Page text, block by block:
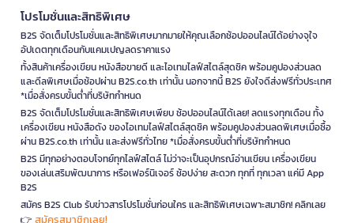
โปรโมชั่นและสิทธิพิเศษ
B2S จัดเต็มโปรโมชั่นและสิทธิพิเศษมากมายให้คุณเลือกช้อปออนไลน์ได้อย่างจุใจ
อัปเดตทุกเดือนกับแคมเปญลดราคาแรง
ทั้งสินค้าเครื่องเขียน หนังสือขายดี และไอเทมไลฟ์สไตล์สุดชิค พร้อมคูปองส่วนลด
และดีลพิเศษเมื่อช้อปผ่าน B2S.co.th เท่านั้น นอกจากนี้ B2S ยังใจดีส่งฟรีทั่วประเทศ
*เมื่อสั่งครบขั้นต่ำที่บริษัทกำหนด
B2S จัดเต็มโปรโมชั่นและสิทธิพิเศษเพียบ ช้อปออนไลน์ได้เลย! ลดแรงทุกเดือน ทั้ง
เครื่องเขียน หนังสือดัง ของไอเทมไลฟ์สไตล์สุดชิค พร้อมคูปองส่วนลดพิเศษเมื่อซื้อ
ผ่าน B2S.co.th เท่านั้น และส่งฟรีทั่วไทย *เมื่อสั่งครบขั้นต่ำที่บริษัทกำหนด
B2S มีทุกอย่างตอบโจทย์ทุกไลฟ์สไตล์ ไม่ว่าจะเป็นอุปกรณ์อ่านเขียน เครื่องเขียน
ของเล่นเสริมพัฒนาการ หรือเฟอร์นิเจอร์ ช้อปง่าย สะดวก ทุกที่ ทุกเวลา แค่มี App
B2S
สมัคร B2S Club รับข่าวสารโปรโมชั่นก่อนใคร และสิทธิพิเศษเฉพาะสมาชิก! คลิกเลย
👉 สมัครสมาชิกเลย!